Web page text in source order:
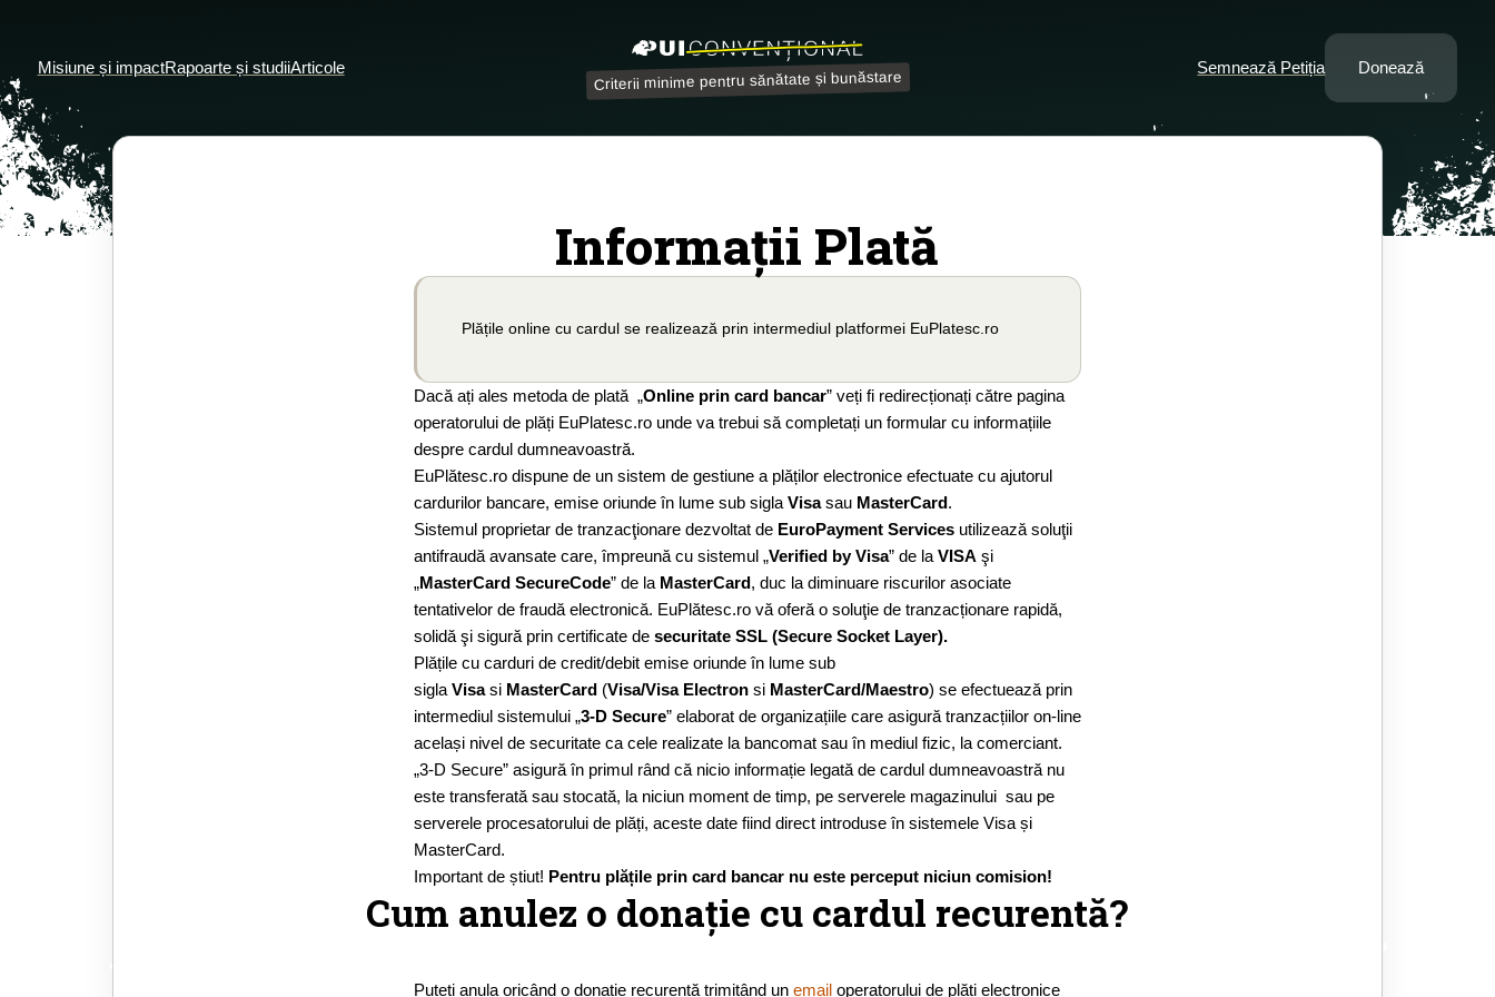
Misiune și impactRapoarte și studiiArticole
Criterii minime pentru sănătate și bunăstare
Semnează Petiția Donează
Informații Plată
Plățile online cu cardul se realizează prin intermediul platformei EuPlatesc.ro
Dacă ați ales metoda de plată „Online prin card bancar” veți fi redirecționați către pagina
operatorului de plăți EuPlatesc.ro unde va trebui să completați un formular cu informațiile
despre cardul dumneavoastră.
EuPlătesc.ro dispune de un sistem de gestiune a plăților electronice efectuate cu ajutorul
cardurilor bancare, emise oriunde în lume sub sigla Visasau MasterCard.
Sistemul proprietar de tranzacţionare dezvoltat de EuroPayment Servicesutilizează soluţii
antifraudă avansate care, împreună cu sistemul „Verified by Visa” de la VISA şi
„MasterCard SecureCode” de la MasterCard, duc la diminuare riscurilor asociate
tentativelor de fraudă electronică. EuPlătesc.ro vă oferă o soluţie de tranzacționare rapidă,
solidă şi sigură prin certificate de securitate SSL (Secure Socket Layer).
Plățile cu carduri de credit/debit emise oriunde în lume sub
sigla Visasi MasterCard(Visa/Visa Electronsi MasterCard/Maestro) se efectuează prin
intermediul sistemului „3-D Secure” elaborat de organizațiile care asigură tranzacțiilor on-line
același nivel de securitate ca cele realizate la bancomat sau în mediul fizic, la comerciant.
„3-D Secure” asigură în primul rând că nicio informație legată de cardul dumneavoastră nu
este transferată sau stocată, la niciun moment de timp, pe serverele magazinului sau pe
serverele procesatorului de plăți, aceste date fiind direct introduse în sistemele Visa și
MasterCard.
Important de știut! Pentru plățile prin card bancar nu este perceput niciun comision!
Cum anulez o donație cu cardul recurentă?
Puteți anula oricând o donație recurentă trimițând un emailoperatorului de plăți electronice